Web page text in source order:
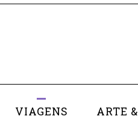
VIAGENS ARTE